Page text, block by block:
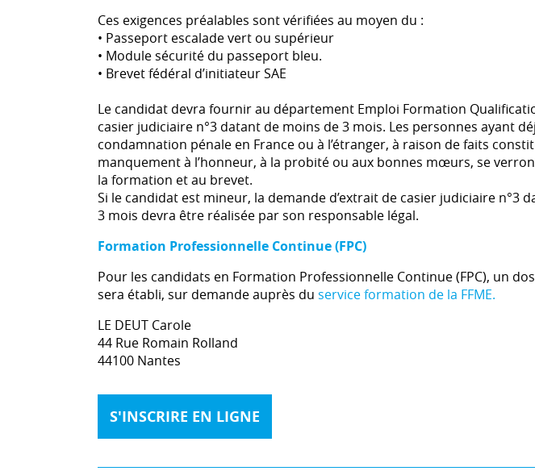
Ces exigences préalables sont vérifiées au moyen du :
• Passeport escalade vert ou supérieur
• Module sécurité du passeport bleu.
• Brevet fédéral d’initiateur SAE
Le candidat devra fournir au département Emploi Formation
casier judiciaire n°3 datant de moins de 3 mois. Les personnes ayant
condamnation pénale en France ou à l’étranger, à raison de faits
manquement à l’honneur, à la probité ou aux bonnes mœurs, se
la formation et au brevet.
Si le candidat est mineur, la demande d’extrait de casier judiciaire n°3
3 mois devra être réalisée par son responsable légal.
Formation Professionnelle Continue (FPC)
Pour les candidats en Formation Professionnelle Continue (FPC), un
sera établi, sur demande auprès du service formation de la FFME.
LE DEUT Carole
44 Rue Romain Rolland
44100 Nantes
S'INSCRIRE EN LIGNE